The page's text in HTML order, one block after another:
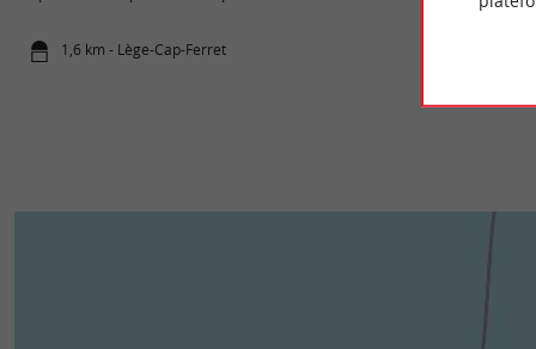
1,6 km - Lège-Cap-Ferret 2,2 km -